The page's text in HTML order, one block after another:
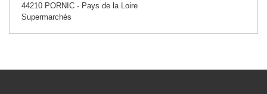
44210 PORNIC - Pays de la Loire
Supermarchés